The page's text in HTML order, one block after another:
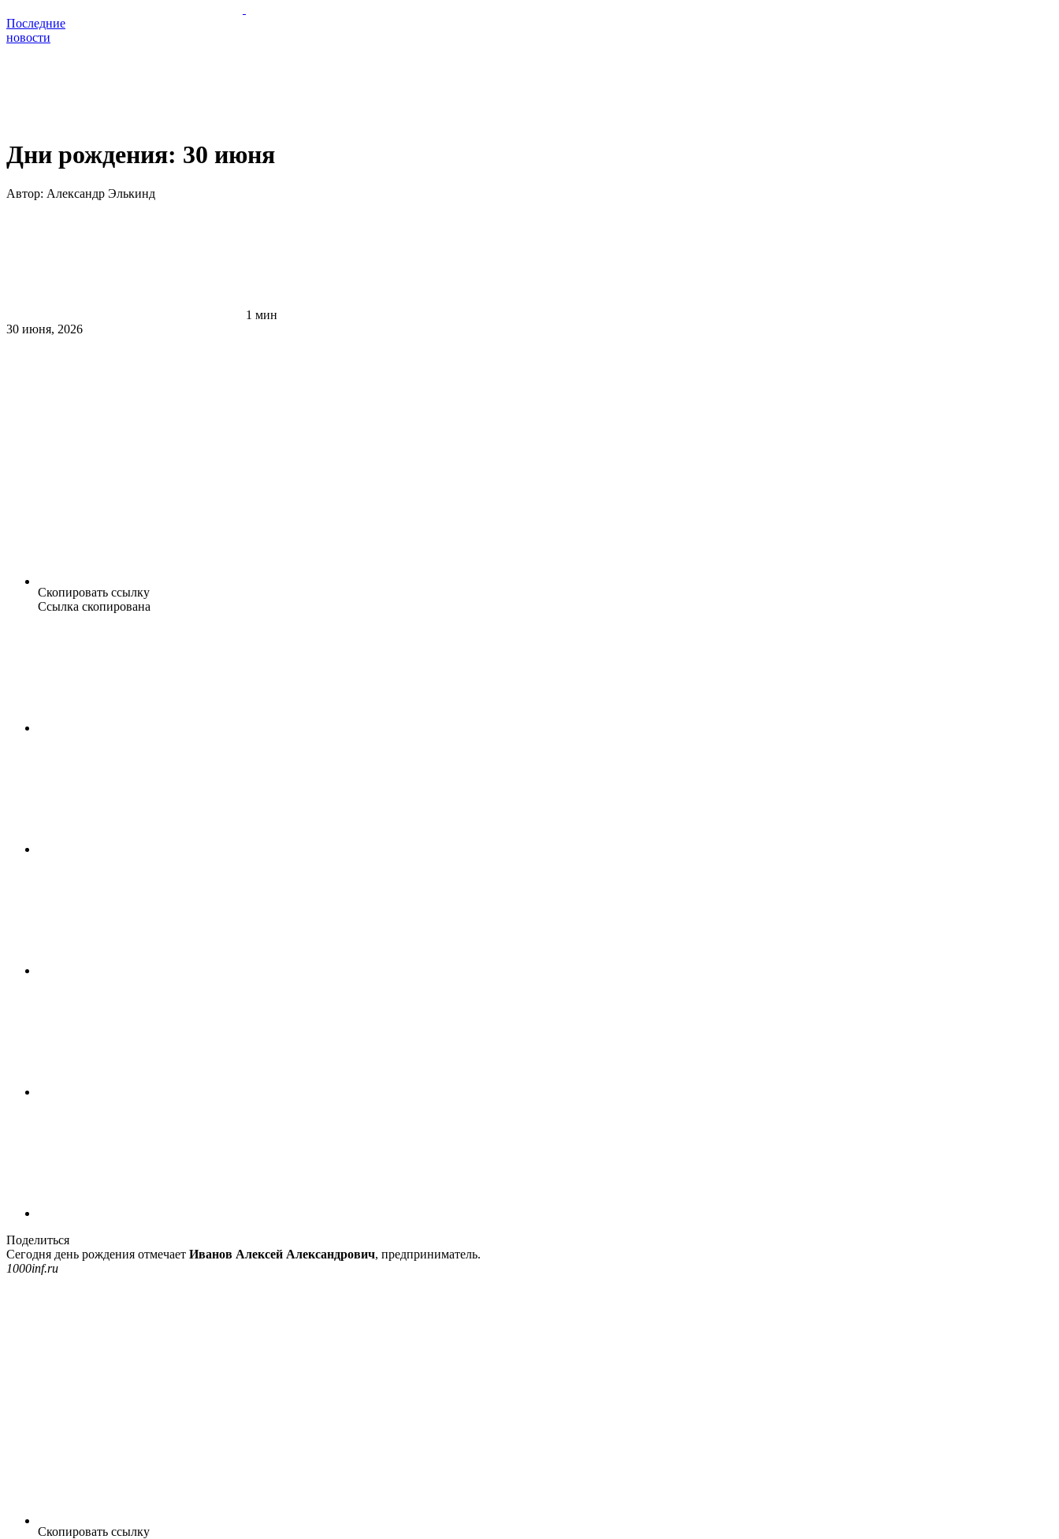
Последние
новости
Дни рождения: 30 июня
Автор: Александр Элькинд
1 мин
30 июня, 2026
Скопировать ссылку
Ссылка скопирована
Поделиться
Сегодня день рождения отмечает Иванов Алексей Александрович, предприниматель.
1000inf.ru
Скопировать ссылку